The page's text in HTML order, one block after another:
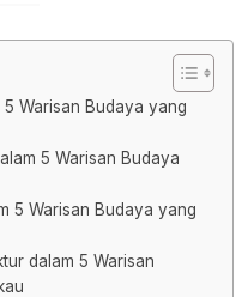
Warisan Budaya yang
5 Warisan Budaya
5 Warisan Budaya yang
dalam 5 Warisan